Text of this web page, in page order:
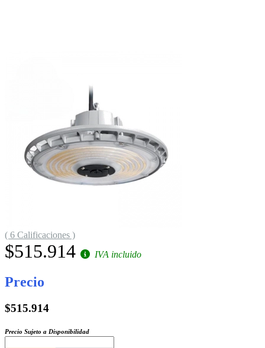
( 6 Calificaciones )
$515.914 IVA incluido
Precio
$515.914
Precio Sujeto a Disponibilidad